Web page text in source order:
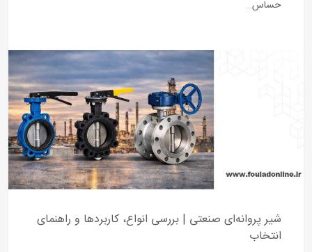
حساس…
شیر پروانه‌ای صنعتی | بررسی انواع، کاربردها و راهنمای
انتخاب